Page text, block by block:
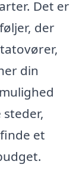
Det er
der
din
et